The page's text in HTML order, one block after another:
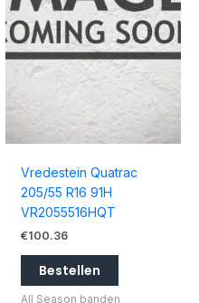
Vredestein Quatrac
205/55 R16 91H
VR2055516HQT
€100.36
Bestellen
All Season banden